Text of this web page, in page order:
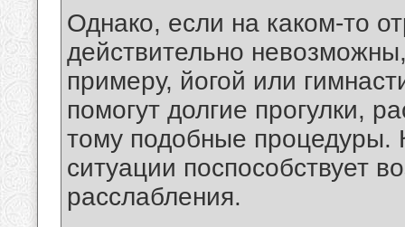
Однако, если на каком-то
действительно
примеру, йогой или
помогут долгие прогулки,
тому подобные процедуры.
ситуации поспособствует
расслабления.